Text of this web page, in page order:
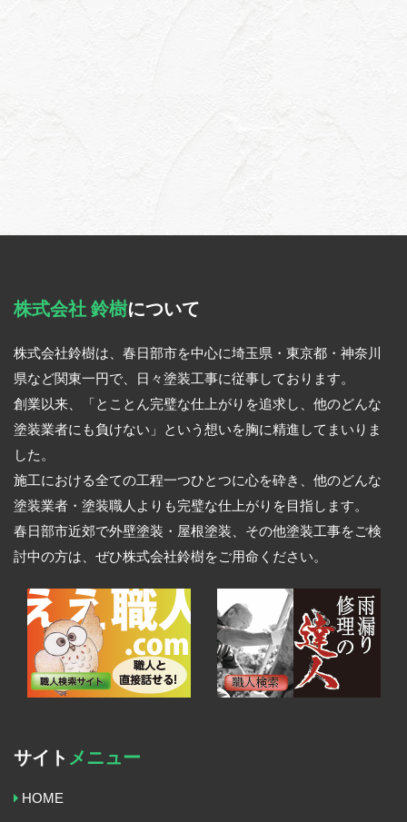
株式会社 鈴樹について
株式会社鈴樹は、春日部市を中心に埼玉県・東京都・神奈川
県など関東一円で、日々塗装工事に従事しております。
創業以来、「とことん完璧な仕上がりを追求し、他のどんな
塗装業者にも負けない」という想いを胸に精進してまいりま
した。
施工における全ての工程一つひとつに心を砕き、他のどんな
塗装業者・塗装職人よりも完璧な仕上がりを目指します。
春日部市近郊で外壁塗装・屋根塗装、その他塗装工事をご検
討中の方は、ぜひ株式会社鈴樹をご用命ください。
サイト メニュー
HOME